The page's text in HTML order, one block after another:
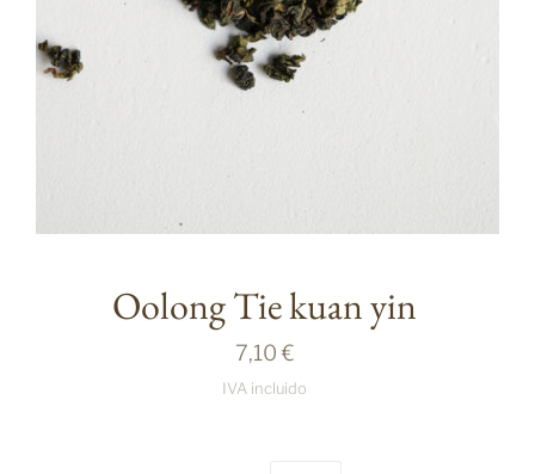
Oolong Tie kuan yin
7,10 €
IVA incluido